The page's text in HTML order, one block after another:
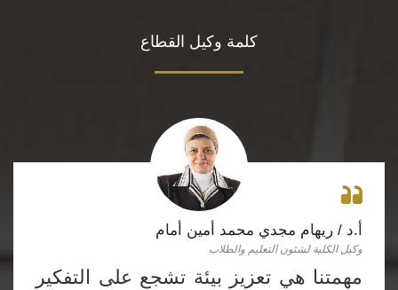
الأخبار والفعالياتكلمة وكيل القطاع
أ.د / ريهام مجدي محمد أمين أمام
وكيل الكلية لشئون التعليم والطلاب
مهمتنا هي تعزيز بيئة تشجع على التفكير